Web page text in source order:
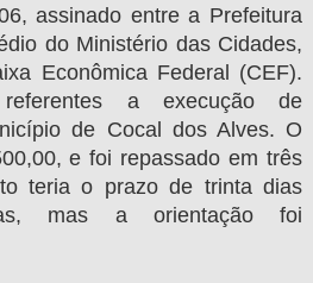
assinado entre a Prefeitura
do Ministério das Cidades,
Econômica Federal (CEF).
a execução de
de Cocal dos Alves. O
e foi repassado em três
teria o prazo de trinta dias
mas a orientação foi